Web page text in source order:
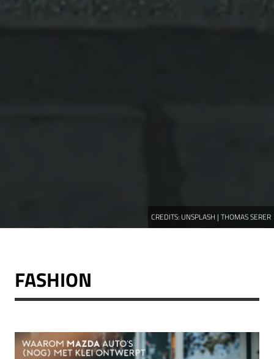
CREDITS: UNSPLASH | THOMAS SERER
FASHION